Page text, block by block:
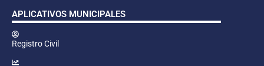
APLICATIVOS MUNICIPALES
Registro Civil